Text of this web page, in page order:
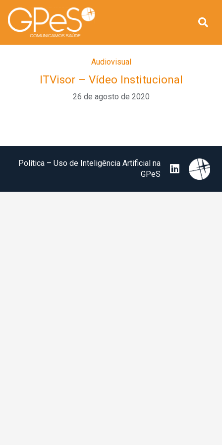
Audiovisual
ITVisor – Vídeo Institucional
26 de agosto de 2020
Política – Uso de Inteligência Artificial na
GPeS